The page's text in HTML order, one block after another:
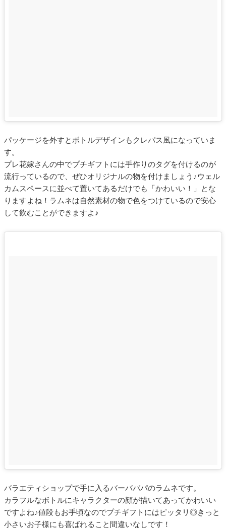
パッケージを外すとボトルデザインもクレパス風になっていま
す。
プレ花嫁さんの中でプチギフトには手作りのタグを付けるのが
流行っているので、ぜひオリジナルの物を付けましょう♪ウェル
カムスペースに並べて置いてあるだけでも「かわいい！」とな
りますよね！ラムネは自然素材の物で色をつけているので安心
して飲むことができますよ♪
バラエティショップで手に入るバーバパパのラムネです。
カラフルなボトルにキャラクターの顔が描いてあってかわいい
ですよね♪値段もお手頃なのでプチギフトにはピッタリ◎きっと
小さいお子様にも喜ばれること間違いなしです！